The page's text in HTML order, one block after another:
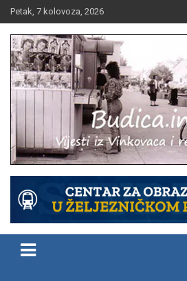
Skip
to
content
Petak, 7 kolovoza, 2026
Budica.info